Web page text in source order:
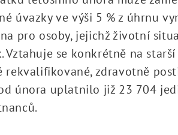
úvazky ve výši 5 % z úhrnu
pro osoby, jejichž životní
Vztahuje se konkrétně na
rekvalifikované, zdravotně
února uplatnilo již 23 704